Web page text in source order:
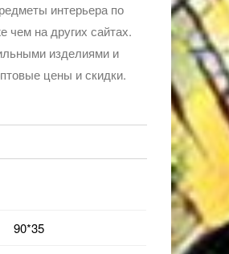
интерьера по
чем на других сайтах.
изделиями и
цены и скидки.
90*35